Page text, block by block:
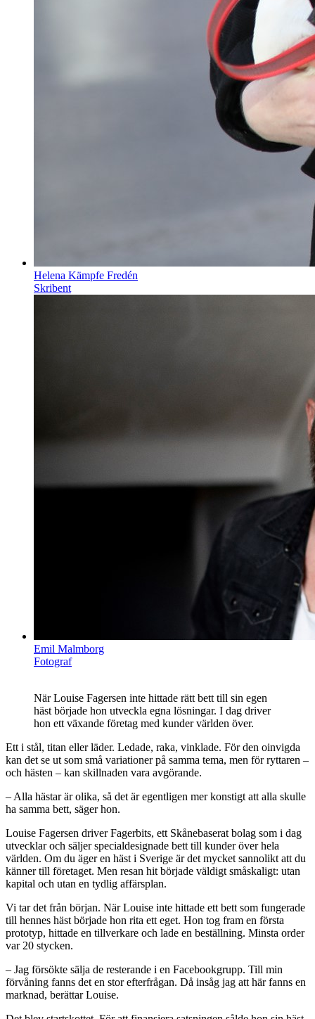
Helena Kämpfe Fredén
Skribent
Emil Malmborg
Fotograf
När Louise Fagersen inte hittade rätt bett till sin egen
häst började hon utveckla egna lösningar. I dag driver
hon ett växande företag med kunder världen över.
Ett i stål, titan eller läder. Ledade, raka, vinklade. För den oinvigda
kan det se ut som små variationer på samma tema, men för ryttaren –
och hästen – kan skillnaden vara avgörande.
– Alla hästar är olika, så det är egentligen mer konstigt att alla skulle
ha samma bett, säger hon.
Louise Fagersen driver Fagerbits, ett Skånebaserat bolag som i dag
utvecklar och säljer specialdesignade bett till kunder över hela
världen. Om du äger en häst i Sverige är det mycket sannolikt att du
känner till företaget. Men resan hit började väldigt småskaligt: utan
kapital och utan en tydlig affärsplan.
Vi tar det från början. När Louise inte hittade ett bett som fungerade
till hennes häst började hon rita ett eget. Hon tog fram en första
prototyp, hittade en tillverkare och lade en beställning. Minsta order
var 20 stycken.
– Jag försökte sälja de resterande i en Facebookgrupp. Till min
förvåning fanns det en stor efterfrågan. Då insåg jag att här fanns en
marknad, berättar Louise.